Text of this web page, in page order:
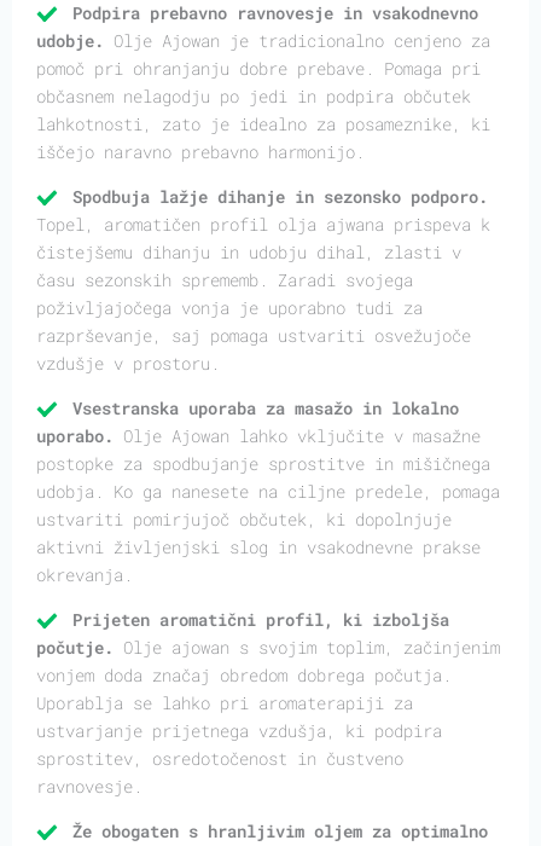
Podpira prebavno ravnovesje in vsakodnevno
udobje. Olje Ajowan je tradicionalno cenjeno za
pomoč pri ohranjanju dobre prebave. Pomaga pri
občasnem nelagodju po jedi in podpira občutek
lahkotnosti, zato je idealno za posameznike, ki
iščejo naravno prebavno harmonijo.
Spodbuja lažje dihanje in sezonsko podporo.
Topel, aromatičen profil olja ajwana prispeva k
čistejšemu dihanju in udobju dihal, zlasti v
času sezonskih sprememb. Zaradi svojega
poživljajočega vonja je uporabno tudi za
razprševanje, saj pomaga ustvariti osvežujoče
vzdušje v prostoru.
Vsestranska uporaba za masažo in lokalno
uporabo. Olje Ajowan lahko vključite v masažne
postopke za spodbujanje sprostitve in mišičnega
udobja. Ko ga nanesete na ciljne predele, pomaga
ustvariti pomirjujoč občutek, ki dopolnjuje
aktivni življenjski slog in vsakodnevne prakse
okrevanja.
Prijeten aromatični profil, ki izboljša
počutje. Olje ajowan s svojim toplim, začinjenim
vonjem doda značaj obredom dobrega počutja.
Uporablja se lahko pri aromaterapiji za
ustvarjanje prijetnega vzdušja, ki podpira
sprostitev, osredotočenost in čustveno
ravnovesje.
Že obogaten s hranljivim oljem za optimalno